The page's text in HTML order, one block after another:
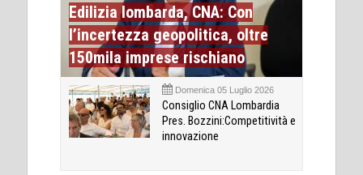
Edilizia lombarda, CNA: Con
l’incertezza geopolitica, oltre
150mila imprese rischiano
Domenica 05 Luglio 2026
Consiglio CNA Lombardia
Pres. Bozzini:Competitività e
innovazione